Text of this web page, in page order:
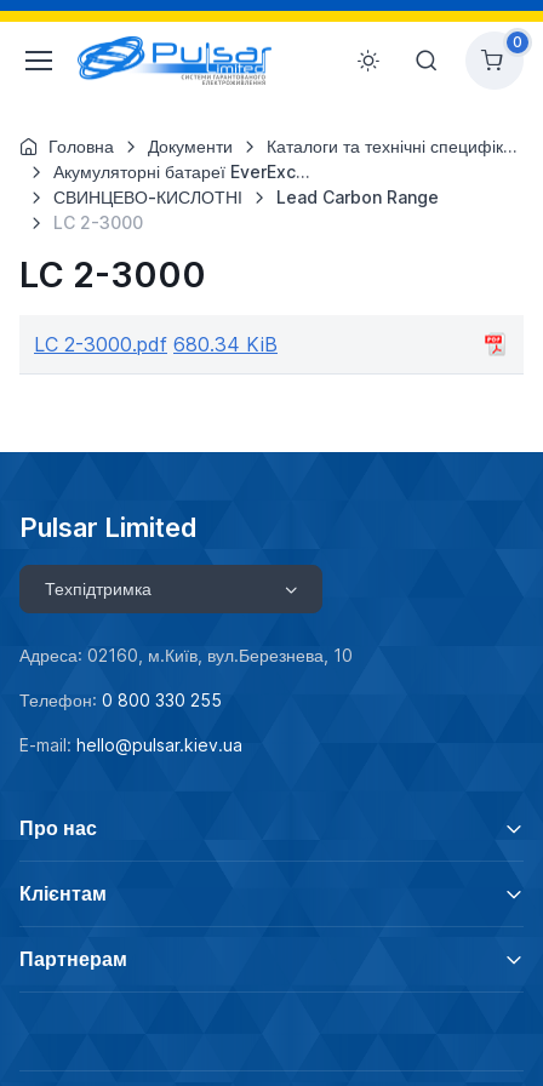
0
Головна Документи
Каталоги та технічні специфікації
Акумуляторні батареї EverExceed
СВИНЦЕВО-КИСЛОТНІ
Lead Carbon Range
LC 2-3000
LC 2-3000
LC 2-3000.pdf 680.34 KiB
Pulsar Limited
Техпідтримка
Адреса: 02160, м.Київ, вул.Березнева, 10
Телефон: 0 800 330 255
E-mail: hello@pulsar.kiev.ua
Про нас
Клієнтам
Партнерам